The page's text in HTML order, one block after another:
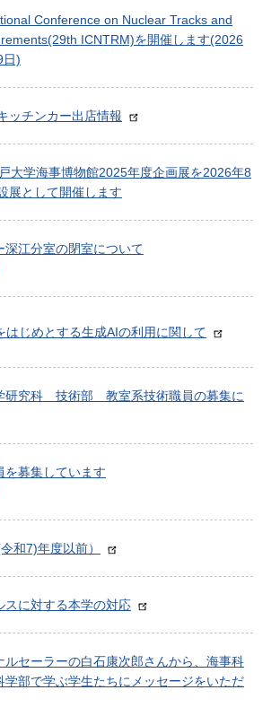
Conference on Nuclear Tracks and
ICNTRM)を開催します(2026
日)
ッチンカー出店情報
大学海事博物館2025年度企画展を2026年8
展として開催します
深江分室の閉室について
はじめとする生成AIの利用に関して
研究科 技術部 教室系技術職員の募集に
を募集しています
和7)年度以前）
スに対する本学の対応
ルセーラーの白石康次郎さんから、海事科
学部で学ぶ学生たちにメッセージをいただ